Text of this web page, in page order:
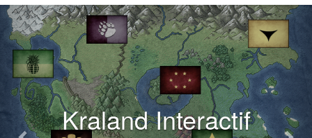
Kraland Interactif
Previous